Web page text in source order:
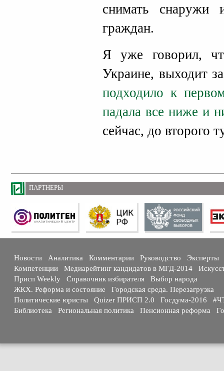
снимать снаружи
граждан.
Я уже говорил,
Украине, выходит
подходило к
падала все ниже и
сейчас, до второго
ПАРТНЕРЫ
Новости Аналитика Комментарии Руководство
Эксперты
Компетенции
Медиарейтинг кандидатов в МГД-2014
Присп Weekly
Справочник избирателя
Выбор народа
ЖКХ. Реформа и состояние
Городская среда. Перезагрузка
Политические юристы
Quizer ПРИСП 2.0 Госдума-2016
Библиотека
Региональная политика Пенсионная реформа